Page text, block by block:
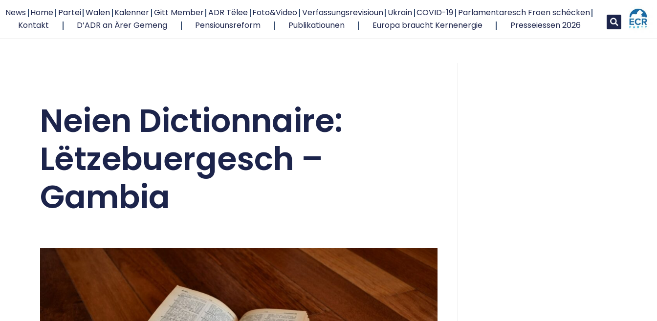
News Home Partei Walen Kalenner Gitt Member ADR Tëlee Foto&Video Verfassungsrevisioun Ukrain COVID-19 Parlamentaresch Froen schécken
Kontakt
D’ADR an Ärer Gemeng Pensiounsreform Publikatiounen Europa braucht Kernenergie Presseiessen 2026
Neien Dictionnaire:
Lëtzebuergesch –
Gambia